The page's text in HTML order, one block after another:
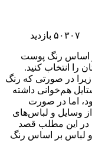
۵۰۳۰۷ بازدید
بر اساس رنگ پوست
را انتخاب کنید.
زیرا در صورتی که رنگ
هم‌خوانی داشته
اما در صورت
وسایل و لباس‌های
در این مطلب قصد
و لباس بر اساس رنگ